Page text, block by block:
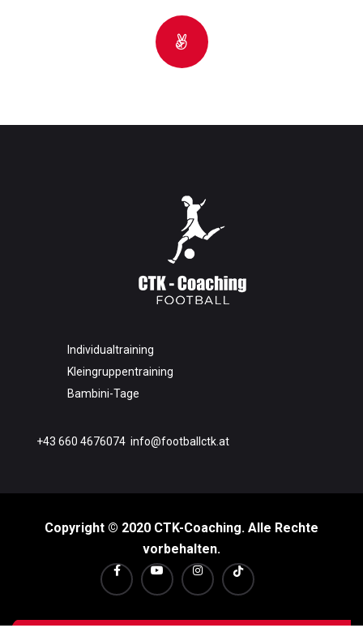
Individualtraining
Kleingruppentraining
Bambini-Tage
+43 660 4676074 info@footballctk.at
Copyright © 2020 CTK-Coaching. Alle Rechte
vorbehalten.